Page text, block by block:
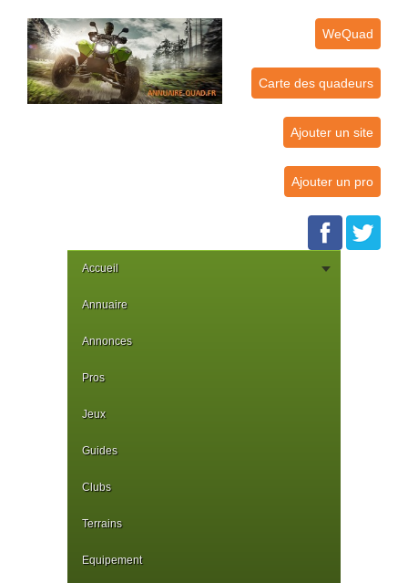
WeQuad
Carte des quadeurs
Ajouter un site
Ajouter un pro
Accueil
Annuaire
Annonces
Pros
Jeux
Guides
Clubs
Terrains
Equipement